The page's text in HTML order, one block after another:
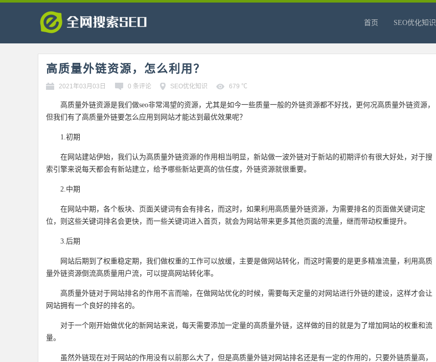
首页 SEO优化知识
高质量外链资源，怎么利用？
2021年03月03日 0 条评论 SEO优化知识 679 ℃
高质量外链资源是我们做seo非常渴望的资源，尤其是如今一些质量一般的外链资源都不好找，更何况高质量外链资源，
但我们有了高质量外链要怎么应用到网站才能达到最优效果呢？
1.初期
在网站建站伊始，我们认为高质量外链资源的作用相当明显，新站做一波外链对于新站的初期评价有很大好处，对于搜
索引擎来说每天都会有新站建立，给予哪些新站更高的信任度，外链资源就很重要。
2.中期
在网站中期，各个板块、页面关键词有会有排名，而这时，如果利用高质量外链资源，为需要排名的页面做关键词定
位，则这些关键词排名会更快，而一些关键词进入首页，就会为网站带来更多其他页面的流量，继而带动权重提升。
3.后期
网站后期到了权重稳定期，我们做权重的工作可以放缓，主要是做网站转化，而这时需要的是更多精准流量，利用高质
量外链资源倒流高质量用户流，可以提高网站转化率。
高质量外链对于网站排名的作用不言而喻，在做网站优化的时候，需要每天定量的对网站进行外链的建设，这样才会让
网站拥有一个良好的排名的。
对于一个刚开始做优化的新网站来说，每天需要添加一定量的高质量外链，这样做的目的就是为了增加网站的权重和流
量。
虽然外链现在对于网站的作用没有以前那么大了，但是高质量外链对网站排名还是有一定的作用的，只要外链质量高，